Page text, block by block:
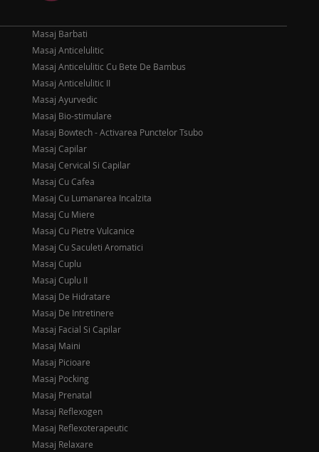
Masaj Barbati
Masaj Anticelulitic
Masaj Anticelulitic Cu Bete De Bambus
Masaj Anticelulitic II
Masaj Ayurvedic
Masaj Bio-stimulare
Masaj Bowtech - Activarea Punctelor Tsubo
Masaj Capilar
Masaj Cervical Si Capilar
Masaj Cu Cafea
Masaj Cu Lumanarea Incalzita
Masaj Cu Miere
Masaj Cu Pietre Vulcanice
Masaj Cu Saculeti Aromatici
Masaj Cuplu
Masaj Cuplu II
Masaj De Hidratare
Masaj De Intretinere
Masaj Facial Si Capilar
Masaj Maini
Masaj Picioare
Masaj Pocking
Masaj Prenatal
Masaj Reflexogen
Masaj Reflexoterapeutic
Masaj Relaxare